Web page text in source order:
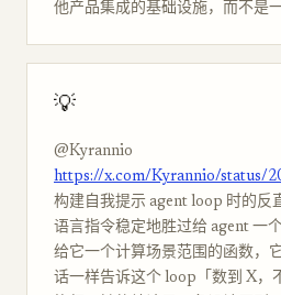
他产品集成的基础设施，而不是
💡
@Kyrannio
https://x.com/Kyrannio/status/
构建自我提示 agent loop 时的反
语言指令稳定地胜过给 agent 一
给它一个计算场景范围的函数，
话一样告诉这个 loop「数到 X，